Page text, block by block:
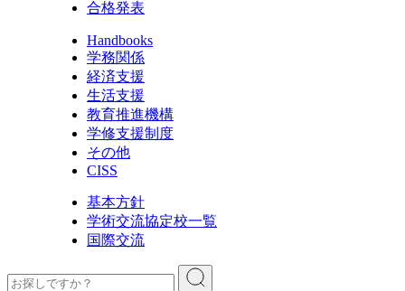
合格発表
Handbooks
学務関係
経済支援
生活支援
教育推進機構
学修支援制度
その他
CISS
基本方針
学術交流協定校一覧
国際交流